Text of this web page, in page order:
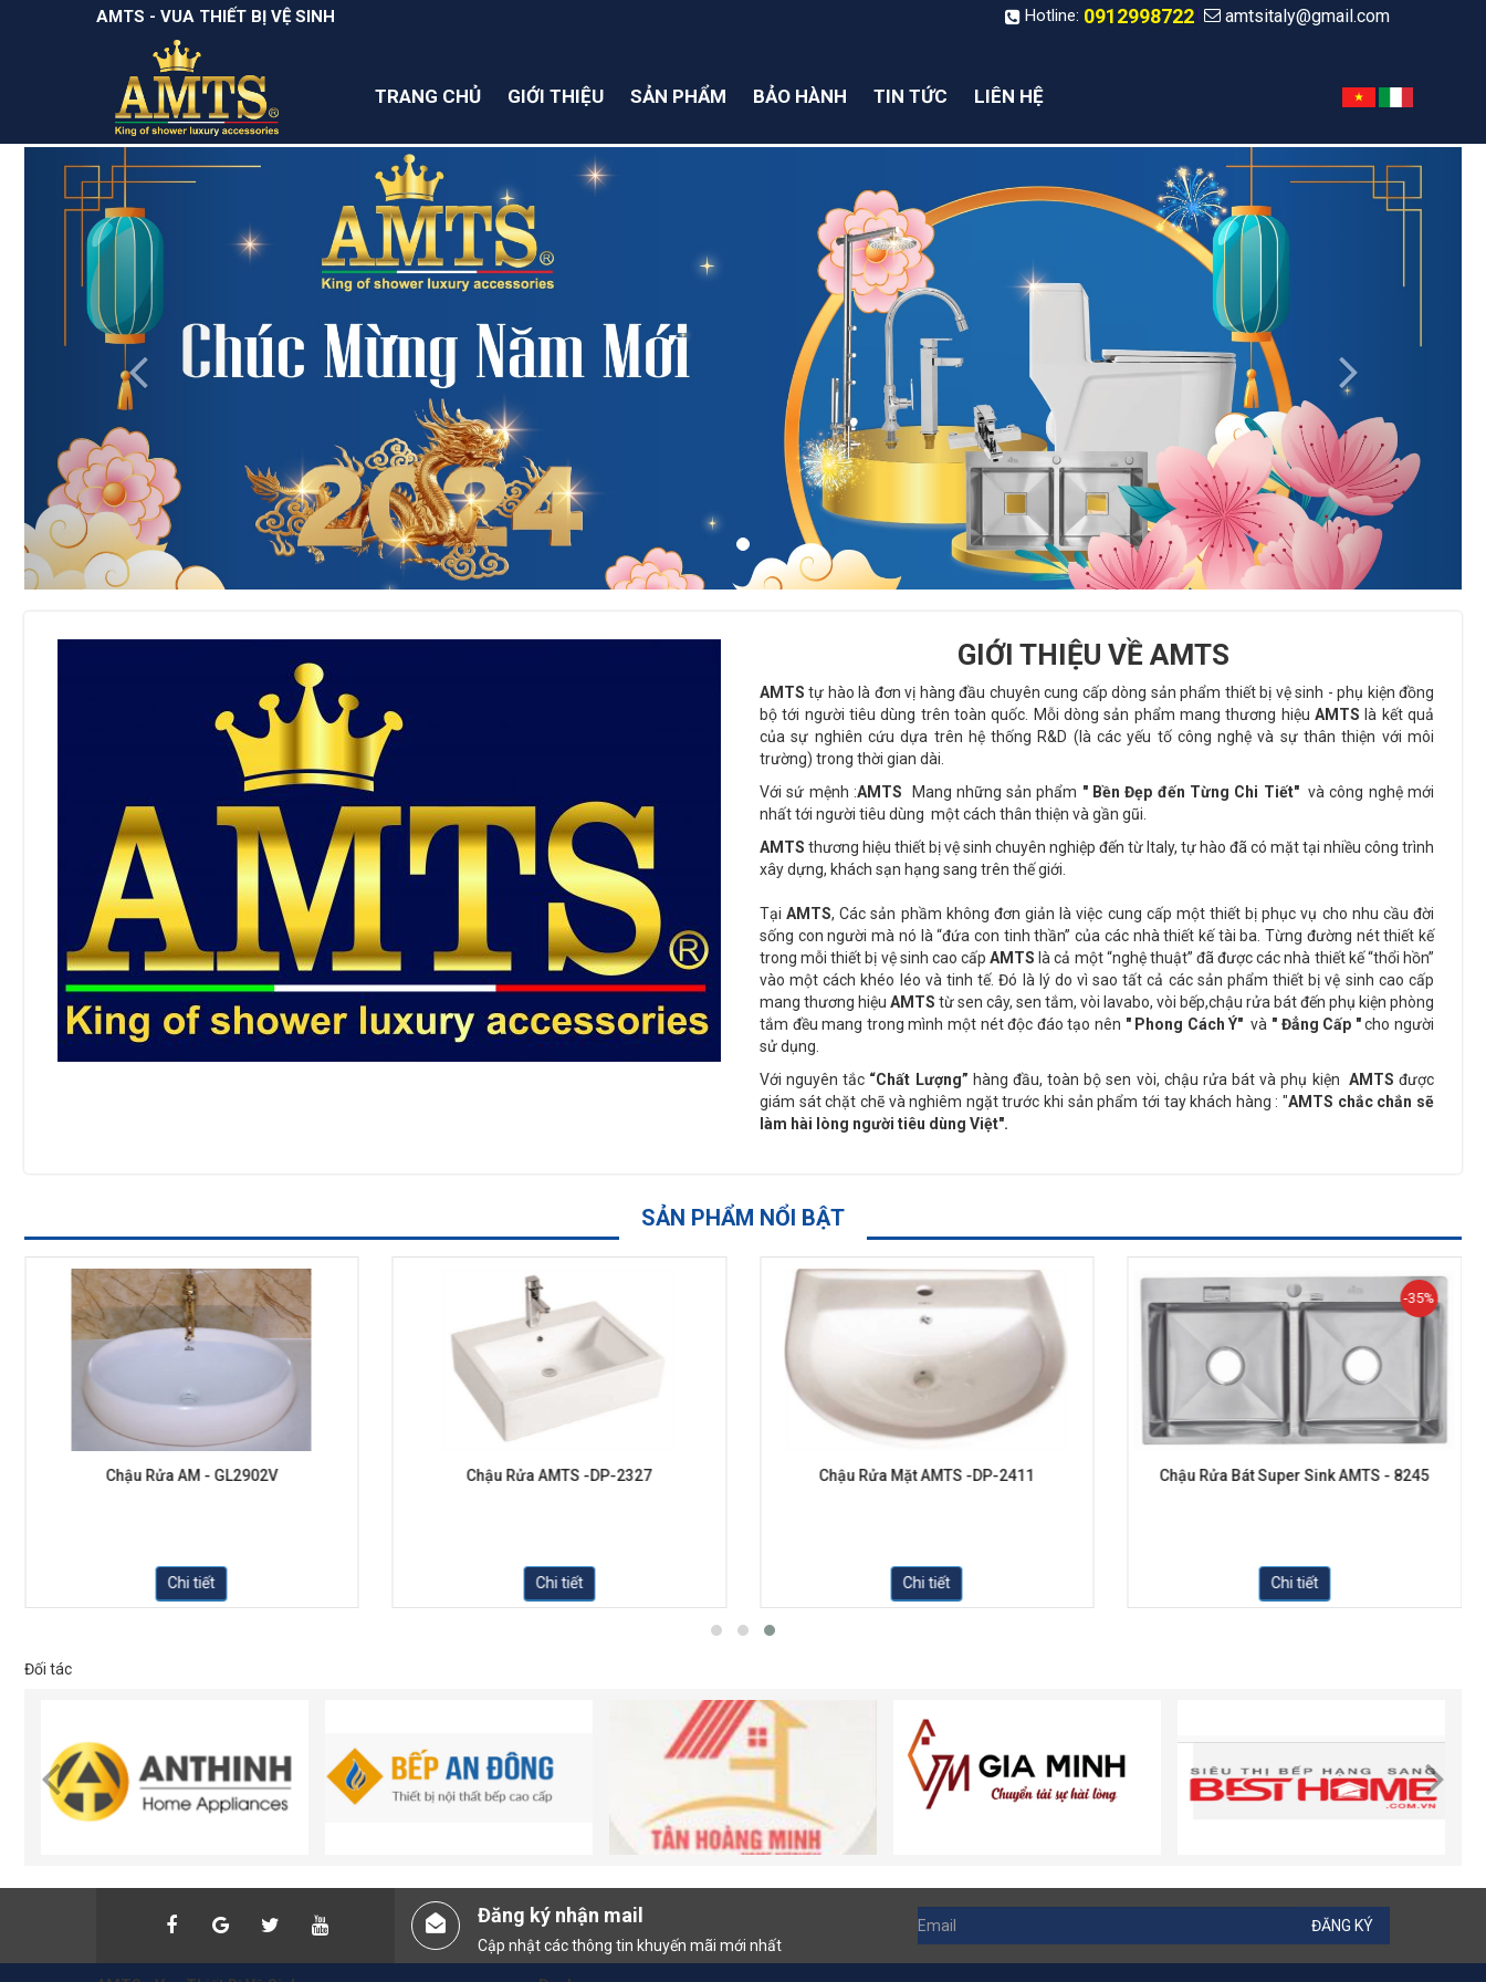
AMTS - VUA THIẾT BỊ VỆ SINH Hotline: 0912998722 amtsitaly@gmail.com
TRANG CHỦ GIỚI THIỆU SẢN PHẨM BẢO HÀNH TIN TỨC LIÊN HỆ
Previous Next
GIỚI THIỆU VỀ AMTS
AMTStự hào là đơn vị hàng đầu chuyên cung cấp dòng sản phẩm thiết bị vệ sinh - phụ kiện đồng
bộ tới người tiêu dùng trên toàn quốc. Mỗi dòng sản phẩm mang thương hiệu AMTS là kết quả
của sự nghiên cứu dựa trên hệ thống R&D (là các yếu tố công nghệ và sự thân thiện với môi
trường) trong thời gian dài.
Với sứ mệnh :AMTS Mang những sản phẩm " Bền Đẹp đến Từng Chi Tiết" và công nghệ mới
nhất tới người tiêu dùng một cách thân thiện và gần gũi.
AMTS thương hiệu thiết bị vệ sinh chuyên nghiệp đến từ Italy, tự hào đã có mặt tại nhiều công trình
xây dựng, khách sạn hạng sang trên thế giới.
TạiAMTS, Các sản phầm không đơn giản là việc cung cấp một thiết bị phục vụ cho nhu cầu đời
sống con người mà nó là “đứa con tinh thần” của các nhà thiết kế tài ba. Từng đường nét thiết kế
trong mỗi thiết bị vệ sinh cao cấpAMTS là cả một “nghệ thuật” đã được các nhà thiết kế “thổi hồn”
vào một cách khéo léo và tinh tế. Đó là lý do vì sao tất cả các sản phẩm thiết bị vệ sinh cao cấp
mang thương hiệu AMTS từ sen cây, sen tắm, vòi lavabo, vòi bếp,chậu rửa bát đến phụ kiện phòng
tắm đều mang trong mình một nét độc đáo tạo nên " Phong Cách Ý" và " Đẳng Cấp "cho người
sử dụng.
Với nguyên tắc “Chất Lượng” hàng đầu, toàn bộ sen vòi, chậu rửa bát và phụ kiện AMTS được
giám sát chặt chẽ và nghiêm ngặt trước khi sản phẩm tới tay khách hàng : "AMTS chắc chắn sẽ
làm hài lòng người tiêu dùng Việt".
SẢN PHẨM NỔI BẬT
Chậu Rửa AM - GL2902V
Chi tiết
Chậu Rửa AMTS -DP-2327
Chi tiết
Chậu Rửa Mặt AMTS -DP-2411
Chi tiết
-35%
Chậu Rửa Bát Super Sink AMTS - 8245
Chi tiết
Đối tác
Đăng ký nhận mail
Cập nhật các thông tin khuyến mãi mới nhất
ĐĂNG KÝ